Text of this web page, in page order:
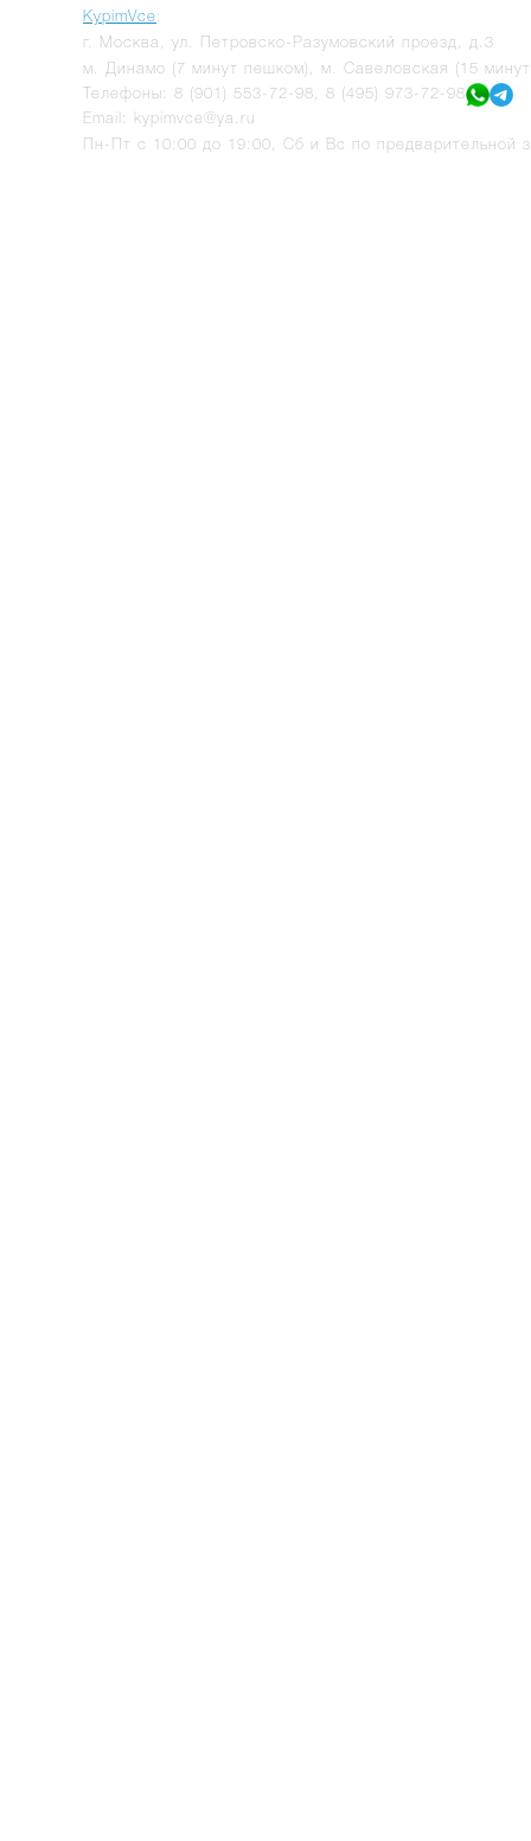
KypimVce:
г.
Москва
ул. Петровско-Разумовский проезд, д.3
м. Динамо (7 минут пешком), м. Савеловская (15
Телефоны: 8 (901) 553-72-98
8 (495) 973-72-98
Email: kypimvce@ya.ru
Пн-Пт с 10:00 до 19:00, Сб и Вс по предварительной